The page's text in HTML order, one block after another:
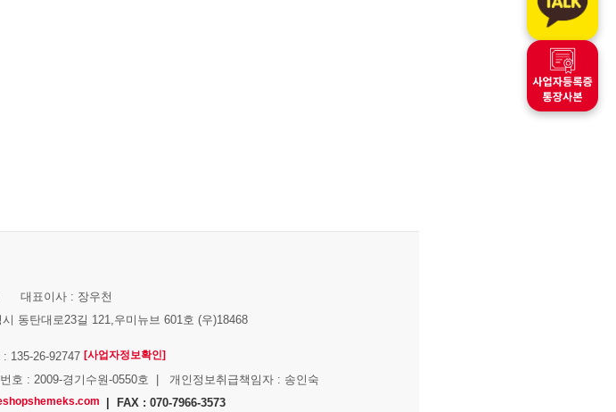
대표이사 : 장우천
동탄대로23길 121,우미뉴브 601호 (우)18468
135-26-92747 [사업자정보확인]
호 : 2009-경기수원-0550호 | 개인정보취급책임자 : 송인숙
| FAX : 070-7966-3573